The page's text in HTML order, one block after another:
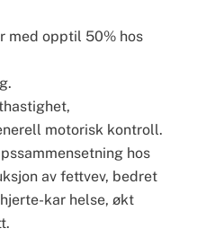
med opptil 50% hos
motorisk kontroll.
hos
av fettvev, bedret
kar helse, økt